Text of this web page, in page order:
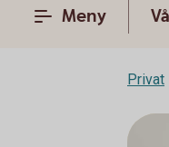
Meny
Privat